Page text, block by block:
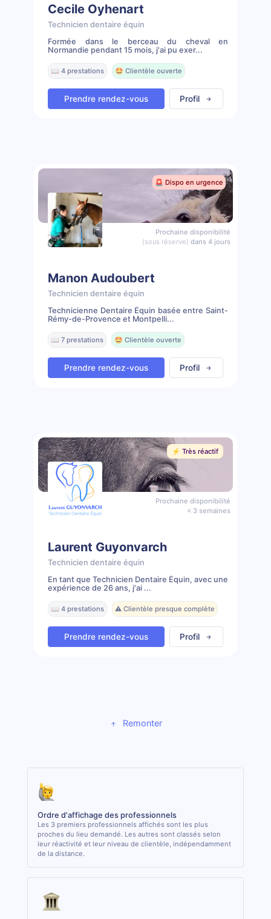
Cecile Oyhenart
Technicien dentaire équin
Formée dans le berceau du cheval en
Normandie pendant 15 mois, j'ai pu exer...
📖 4 prestations 🤩 Clientèle ouverte
Prendre rendez-vous Profil
🚨 Dispo en urgence
Prochaine disponibilité
(sous réserve) dans 4 jours
Manon Audoubert
Technicien dentaire équin
Technicienne Dentaire Équin basée entre Saint-
Rémy-de-Provence et Montpelli...
📖 7 prestations 🤩 Clientèle ouverte
Prendre rendez-vous Profil
⚡️ Très réactif
Prochaine disponibilité
< 3 semaines
Laurent Guyonvarch
Technicien dentaire équin
En tant que Technicien Dentaire Équin, avec une
expérience de 26 ans, j'ai ...
📖 4 prestations ⚠️ Clientèle presque complète
Prendre rendez-vous Profil
Remonter
Ordre d'affichage des professionnels
Les 3 premiers professionnels affichés sont les plus
proches du lieu demandé. Les autres sont classés selon
leur réactivité et leur niveau de clientèle, indépendamment
de la distance.